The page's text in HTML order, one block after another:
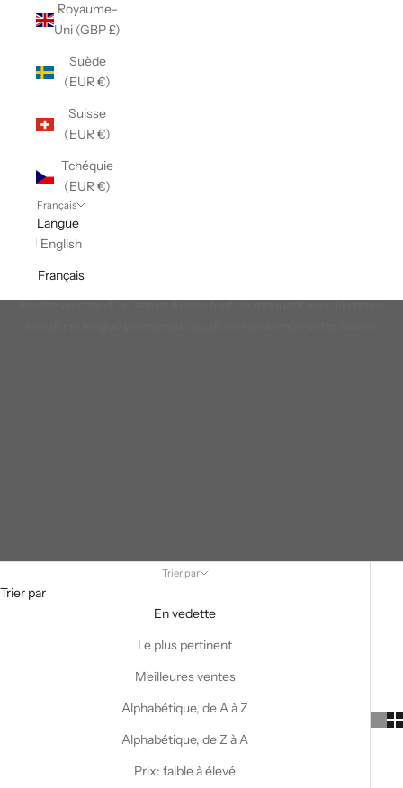
Royaume-
Uni (GBP £)
Suède
(EUR €)
Suisse
(EUR €)
Tchéquie
(EUR €)
Français
Langue
English
Français
Restez au chaud, au sec et à l'aise tout en renouant avec la nature
Trier par
Trier par
En vedette
Le plus pertinent
Meilleures ventes
Alphabétique, de A à Z
Alphabétique, de Z à A
Prix: faible à élevé